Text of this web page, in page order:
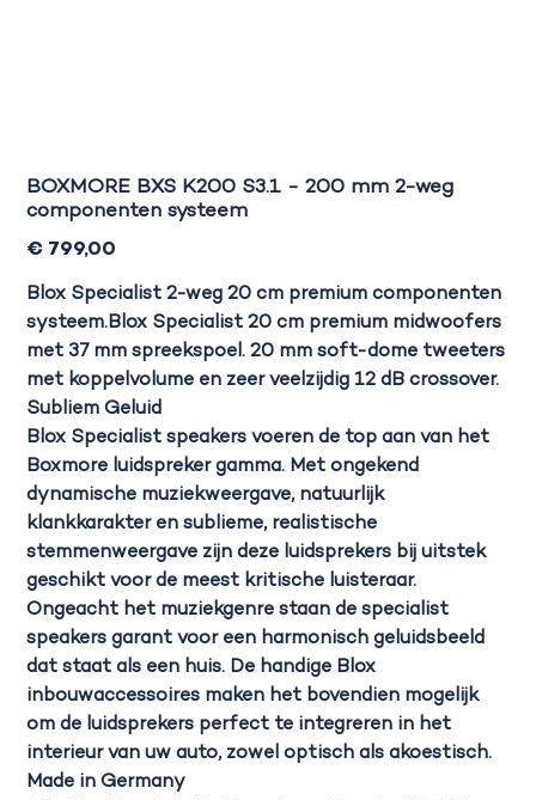
BOXMORE BXS K200 S3.1 - 200 mm 2-weg
componenten systeem
Prijs
€ 799,00
Blox Specialist 2-weg 20 cm premium componenten
systeem.Blox Specialist 20 cm premium midwoofers
met 37 mm spreekspoel. 20 mm soft-dome tweeters
met koppelvolume en zeer veelzijdig 12 dB crossover.
Subliem Geluid
Blox Specialist speakers voeren de top aan van het
Boxmore luidspreker gamma. Met ongekend
dynamische muziekweergave, natuurlijk
klankkarakter en sublieme, realistische
stemmenweergave zijn deze luidsprekers bij uitstek
geschikt voor de meest kritische luisteraar.
Ongeacht het muziekgenre staan de specialist
speakers garant voor een harmonisch geluidsbeeld
dat staat als een huis. De handige Blox
inbouwaccessoires maken het bovendien mogelijk
om de luidsprekers perfect te integreren in het
interieur van uw auto, zowel optisch als akoestisch.
Made in Germany